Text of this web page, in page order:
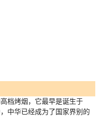
档烤烟，它最早是诞生于
中华已经成为了国家界别的